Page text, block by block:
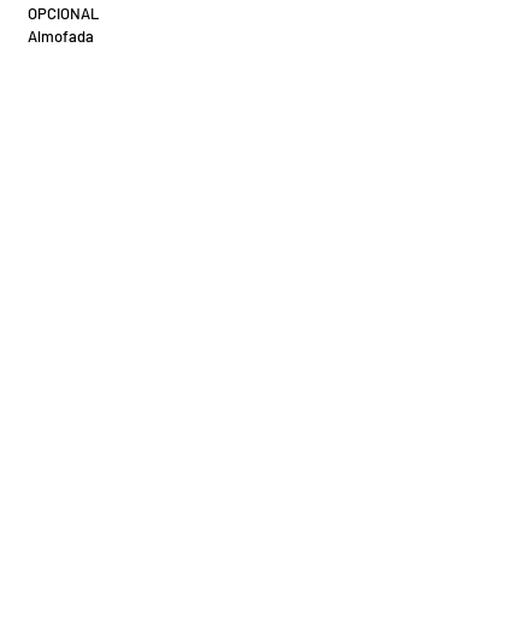
OPCIONAL
Almofada